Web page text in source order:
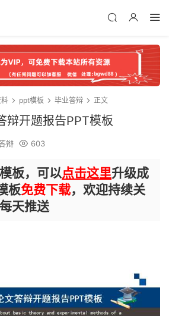
ppt模板 毕业答辩 正文
辩开题报告PPT模板
辩 603
板，可以点击这里升级成
板免费下载，欢迎持续关
天推送